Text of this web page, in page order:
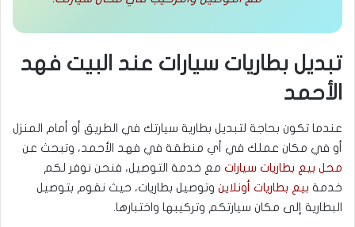
تبديل بطاريات سيارات عند البيت فهد
الأحمد
عندما تكون بحاجة لتبديل بطارية سيارتك في الطريق أو أمام المنزل
أو في مكان عملك في أي منطقة في فهد الأحمد، وتبحث عن
محل بيع بطاريات سيارات مع خدمة التوصيل، فنحن نوفر لكم
خدمة بيع بطاريات أونلاين وتوصيل بطاريات، حيث نقوم بتوصيل
البطارية إلى مكان سيارتكم وتركيبها واختبارها.